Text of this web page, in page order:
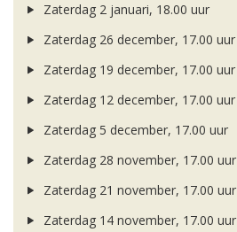
Zaterdag 2 januari, 18.00 uur
Zaterdag 26 december, 17.00 uur
Zaterdag 19 december, 17.00 uur
Zaterdag 12 december, 17.00 uur
Zaterdag 5 december, 17.00 uur
Zaterdag 28 november, 17.00 uur
Zaterdag 21 november, 17.00 uur
Zaterdag 14 november, 17.00 uur